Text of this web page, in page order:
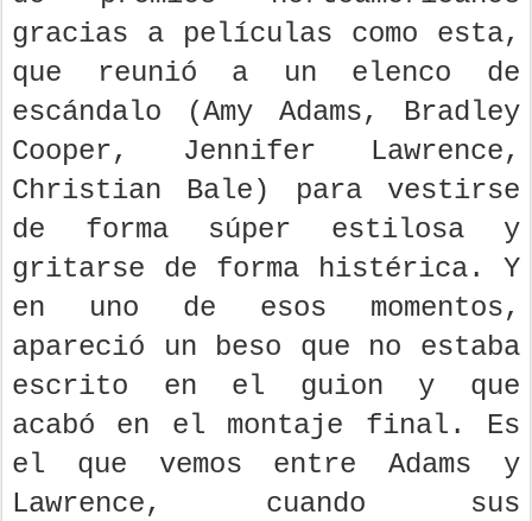
gracias a películas como esta,
que reunió a un elenco de
escándalo (Amy Adams, Bradley
Cooper, Jennifer Lawrence,
Christian Bale) para vestirse
de forma súper estilosa y
gritarse de forma histérica. Y
en uno de esos momentos,
apareció un beso que no estaba
escrito en el guion y que
acabó en el montaje final. Es
el que vemos entre Adams y
Lawrence, cuando sus